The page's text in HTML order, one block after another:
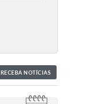
RECEBA NOTÍCIAS